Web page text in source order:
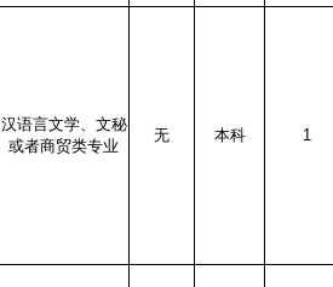
汉语言文学、文秘
或者商贸类专业
无 本科 1